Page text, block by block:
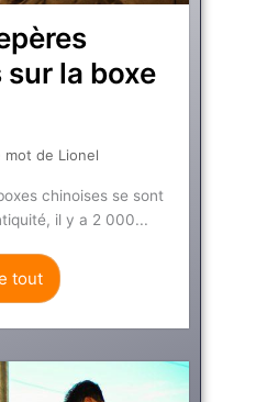
la boxe
mot de Lionel
chinoises se sont
il y a 2 000...
tout